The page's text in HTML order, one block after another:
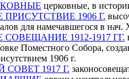
церковные, в
1906 Г.
для намечавшегося в
1912-1917 ГГ.
Поместного Собора,
1906 г.
1917 Г.